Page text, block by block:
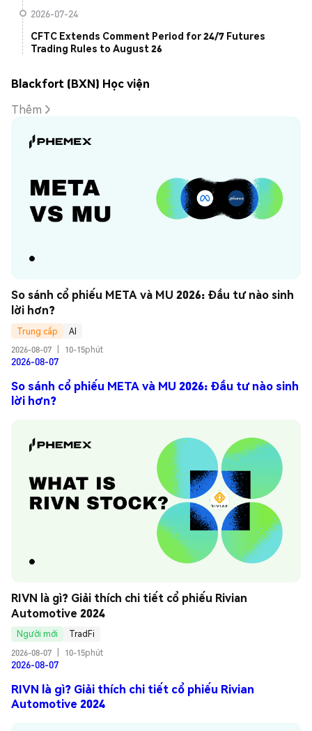
2026-07-24
CFTC Extends Comment Period for 24/7 Futures
Trading Rules to August 26
Blackfort (BXN) Học viện
Thêm
So sánh cổ phiếu META và MU 2026: Đầu tư nào sinh
lời hơn?
Trung cấp
AI
2026-08-07
10-15phút
2026-08-07
So sánh cổ phiếu META và MU 2026: Đầu tư nào sinh
lời hơn?
RIVN là gì? Giải thích chi tiết cổ phiếu Rivian
Automotive 2024
Người mới
TradFi
2026-08-07
10-15phút
2026-08-07
RIVN là gì? Giải thích chi tiết cổ phiếu Rivian
Automotive 2024